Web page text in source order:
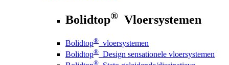
Bolidtop® Vloersystemen
Bolidtop® vloersystemen
Bolidtop® Design sensationele vloersystemen
®